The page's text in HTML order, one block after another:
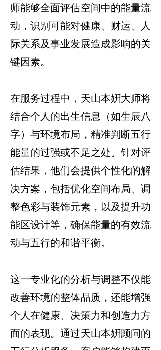
师能够全面评估空间中的能量流
动，识别可能对健康、财运、人
际关系及事业发展造成影响的关
键因素。
在服务过程中， 天山本姸大师将
结合个人的出生信息（如生辰八
字）与环境布局，精准判断五行
能量的过强或不足之处。针对评
估结果，他们会提供个性化的解
决方案，包括优化空间布局、调
整色彩与装饰元素，以及提升功
能区设计等，确保能量的有效流
动与五行的和谐平衡。
这一专业化的分析与调整不仅能
改善环境的整体品质，还能增强
个人在健康、决策力和创造力方
面的表现。通过天山本姸顾问的